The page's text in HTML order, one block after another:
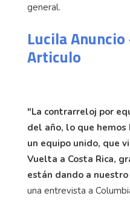
general.
Lucila Anuncio
Articulo
"La contrarreloj por
del año, lo que hemos
un equipo unido, que
Vuelta a Costa Rica,
están dando a
una entrevista a